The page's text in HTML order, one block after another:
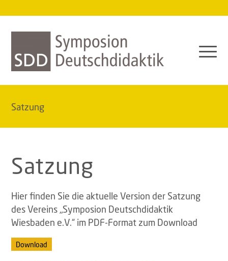
Satzung
Satzung
Hier finden Sie die aktuelle Version der Satzung
des Vereins „Symposion Deutschdidaktik
Wiesbaden e.V.“ im PDF-Format zum Download
Download